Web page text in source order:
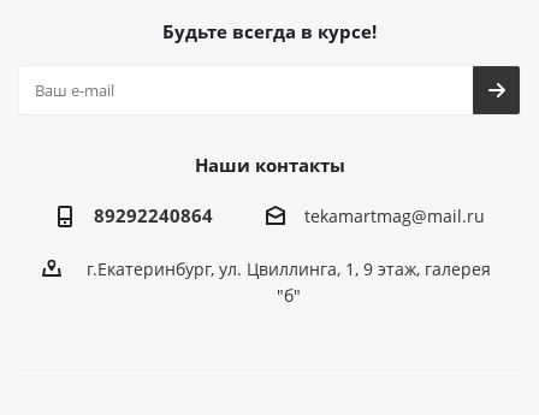
Будьте всегда в курсе!
Наши контакты
89292240864 tekamartmag@mail.ru
г.Екатеринбург, ул. Цвиллинга, 1, 9 этаж, галерея
"б"